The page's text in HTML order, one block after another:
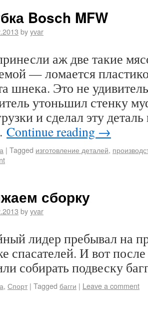
Bosch MFW
byyvar
аж две такие
— ломается
шнека. Это не
утоньшил стенку
и сделал эту
Continue reading →
| Tagged изготовление деталей,
сборку
byyvar
лидер пребывал на
спасателей. И вот
собирать подвеску
, Спорт | Tagged багги | Leave a comment